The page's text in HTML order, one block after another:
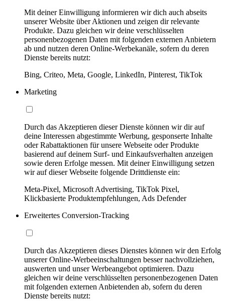
Mit deiner Einwilligung informieren wir dich auch abseits
unserer Website über Aktionen und zeigen dir relevante
Produkte. Dazu gleichen wir deine verschlüsselten
personenbezogenen Daten mit folgenden externen Anbietern
ab und nutzen deren Online-Werbekanäle, sofern du deren
Dienste bereits nutzt:
Bing, Criteo, Meta, Google, LinkedIn, Pinterest, TikTok
Marketing
Durch das Akzeptieren dieser Dienste können wir dir auf
deine Interessen abgestimmte Werbung, gesponserte Inhalte
oder Rabattaktionen für unsere Webseite oder Produkte
basierend auf deinem Surf- und Einkaufsverhalten anzeigen
sowie deren Erfolge messen. Mit deiner Einwilligung setzen
wir auf dieser Webseite folgende Drittdienste ein:
Meta-Pixel, Microsoft Advertising, TikTok Pixel,
Klickbasierte Produktempfehlungen, Ads Defender
Erweitertes Conversion-Tracking
Durch das Akzeptieren dieses Dienstes können wir den Erfolg
unserer Online-Werbeeinschaltungen besser nachvollziehen,
auswerten und unser Werbeangebot optimieren. Dazu
gleichen wir deine verschlüsselten personenbezogenen Daten
mit folgenden externen Anbietenden ab, sofern du deren
Dienste bereits nutzt: